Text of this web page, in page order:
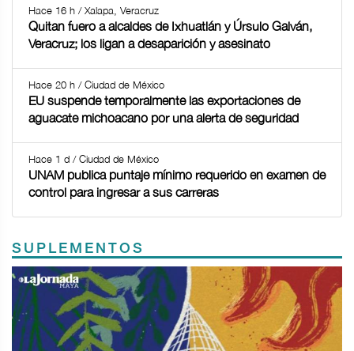
Hace 16 h / Xalapa, Veracruz
Quitan fuero a alcaldes de Ixhuatlán y Úrsulo Galván,
Veracruz; los ligan a desaparición y asesinato
Hace 20 h / Ciudad de México
EU suspende temporalmente las exportaciones de
aguacate michoacano por una alerta de seguridad
Hace 1 d / Ciudad de México
UNAM publica puntaje mínimo requerido en examen de
control para ingresar a sus carreras
SUPLEMENTOS